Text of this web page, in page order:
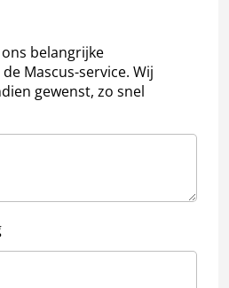
belangrijke
Mascus-service. Wij
gewenst, zo snel